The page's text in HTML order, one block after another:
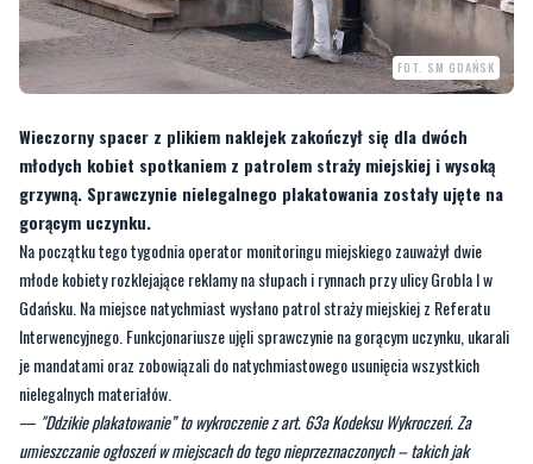
FOT. SM GDAŃSK
Wieczorny spacer z plikiem naklejek zakończył się dla dwóch
młodych kobiet spotkaniem z patrolem straży miejskiej i wysoką
grzywną. Sprawczynie nielegalnego plakatowania zostały ujęte na
gorącym uczynku.
Na początku tego tygodnia operator monitoringu miejskiego zauważył dwie
młode kobiety rozklejające reklamy na słupach i rynnach przy ulicy Grobla I w
Gdańsku. Na miejsce natychmiast wysłano patrol straży miejskiej z Referatu
Interwencyjnego. Funkcjonariusze ujęli sprawczynie na gorącym uczynku, ukarali
je mandatami oraz zobowiązali do natychmiastowego usunięcia wszystkich
nielegalnych materiałów.
— "Ddzikie plakatowanie” to wykroczenie z art. 63a Kodeksu Wykroczeń. Za
umieszczanie ogłoszeń w miejscach do tego nieprzeznaczonych – takich jak